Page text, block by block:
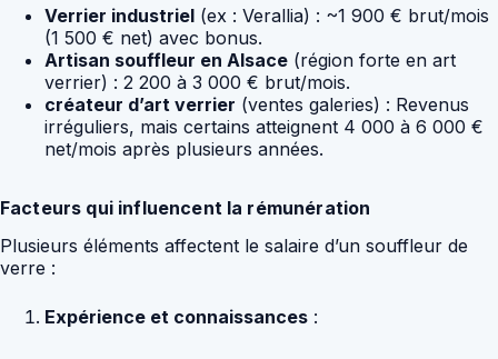
Verrier industriel (ex : Verallia) : ~1 900 € brut/mois
(1 500 € net) avec bonus.
Artisan souffleur en Alsace (région forte en art
verrier) : 2 200 à 3 000 € brut/mois.
créateur d’art verrier (ventes galeries) : Revenus
irréguliers, mais certains atteignent 4 000 à 6 000 €
net/mois après plusieurs années.
Facteurs qui influencent la rémunération
Plusieurs éléments affectent le salaire d’un souffleur de
verre :
Expérience et connaissances :